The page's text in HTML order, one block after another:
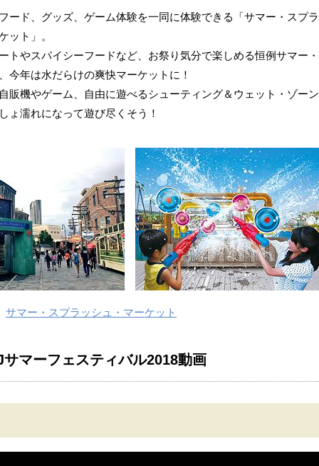
ード、グッズ、ゲーム体験を一同に体験できる「サマー・スプラ
ット」。
トやスパイシーフードなど、お祭り気分で楽しめる恒例サマー・
今年は水だらけの爽快マーケットに！
販機やゲーム、自由に遊べるシューティング＆ウェット・ゾーン
ょ濡れになって遊び尽くそう！
サマー・スプラッシュ・マーケット
サマーフェスティバル2018動画